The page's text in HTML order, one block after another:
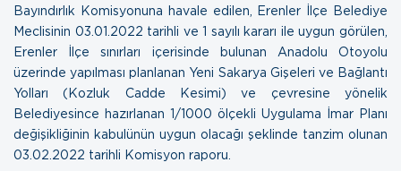
Bayındırlık Komisyonuna havale edilen, Erenler İlçe Belediye
Meclisinin 03.01.2022 tarihli ve 1 sayılı kararı ile uygun görülen,
Erenler İlçe sınırları içerisinde bulunan Anadolu Otoyolu
üzerinde yapılması planlanan Yeni Sakarya Gişeleri ve Bağlantı
Yolları (Kozluk Cadde Kesimi) ve çevresine yönelik
Belediyesince hazırlanan 1/1000 ölçekli Uygulama İmar Planı
değişikliğinin kabulünün uygun olacağı şeklinde tanzim olunan
03.02.2022 tarihli Komisyon raporu